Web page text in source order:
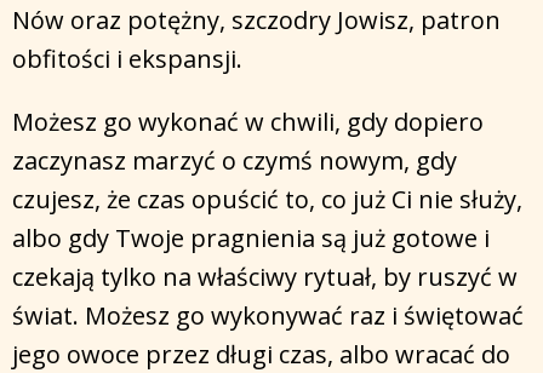
Nów oraz potężny, szczodry Jowisz, patron
obfitości i ekspansji.
Możesz go wykonać w chwili, gdy dopiero
zaczynasz marzyć o czymś nowym, gdy
czujesz, że czas opuścić to, co już Ci nie służy,
albo gdy Twoje pragnienia są już gotowe i
czekają tylko na właściwy rytuał, by ruszyć w
świat. Możesz go wykonywać raz i świętować
jego owoce przez długi czas, albo wracać do